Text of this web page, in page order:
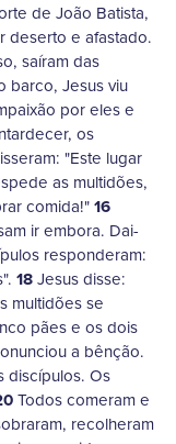
de João Batista,
deserto e afastado.
saíram das
barco, Jesus viu
por eles e
os
"Este lugar
as multidões,
comida!"16
ir embora. Dai-
responderam:
18Jesus disse:
multidões se
pães e os dois
a bênção.
discípulos. Os
Todos comeram e
recolheram